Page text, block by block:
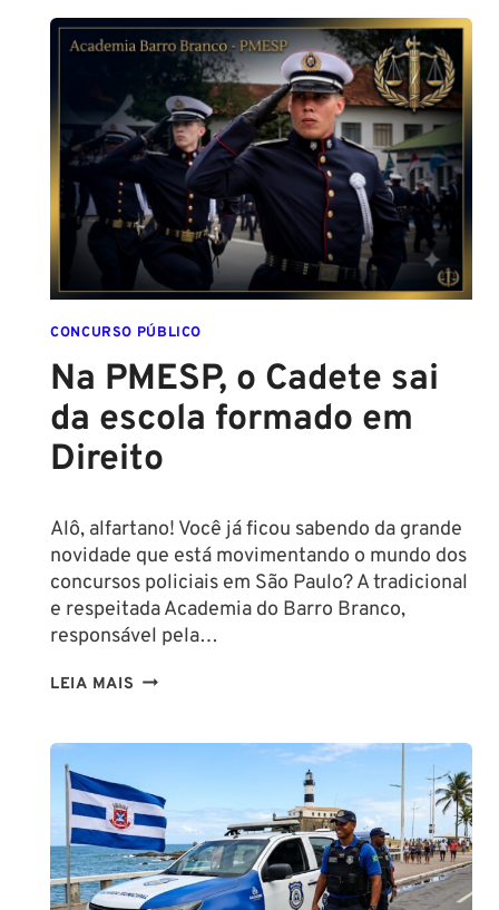
SER
POLICIAL?
DESCUBRA
AS
NOVAS
REGRAS!
ALTURA
MÍNIMA
PARA
CONCURSO
POLICIAL:
CONCURSO PÚBLICO
Na PMESP, o Cadete sai
da escola formado em
Direito
Alô, alfartano! Você já ficou sabendo da grande
novidade que está movimentando o mundo dos
concursos policiais em São Paulo? A tradicional
e respeitada Academia do Barro Branco,
responsável pela…
LEIA MAIS NA
SAI
DA
ESCOLA
FORMADO
EM